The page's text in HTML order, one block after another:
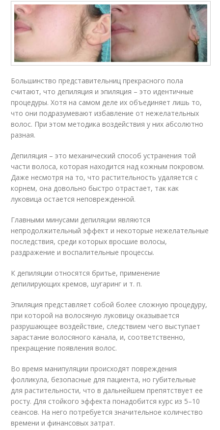
Большинство представительниц прекрасного пола
считают, что депиляция и эпиляция – это идентичные
процедуры. Хотя на самом деле их объединяет лишь то,
что они подразумевают избавление от нежелательных
волос. При этом методика воздействия у них абсолютно
разная.
Депиляция – это механический способ устранения той
части волоса, которая находится над кожным покровом.
Даже несмотря на то, что растительность удаляется с
корнем, она довольно быстро отрастает, так как
луковица остается неповрежденной.
Главными минусами депиляции являются
непродолжительный эффект и некоторые нежелательные
последствия, среди которых вросшие волосы,
раздражение и воспалительные процессы.
К депиляции относятся бритье, применение
депилирующих кремов, шугаринг и т. п.
Эпиляция представляет собой более сложную процедуру,
при которой на волосяную луковицу оказывается
разрушающее воздействие, следствием чего выступает
зарастание волосяного канала, и, соответственно,
прекращение появления волос.
Во время манипуляции происходят повреждения
фолликула, безопасные для пациента, но губительные
для растительности, что в дальнейшем препятствует ее
росту. Для стойкого эффекта понадобится курс из 5–10
сеансов. На него потребуется значительное количество
времени и финансовых затрат.